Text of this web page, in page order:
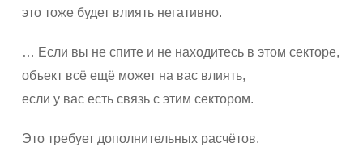
это тоже будет влиять негативно.
… Если вы не спите и не находитесь в этом секторе,
объект всё ещё может на вас влиять,
если у вас есть связь с этим сектором.
Это требует дополнительных расчётов.